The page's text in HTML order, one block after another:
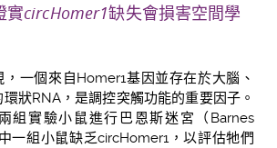
實circHomer1缺失會損害空間學
一個來自Homer1基因並存在於大腦、
狀RNA，是調控突觸功能的重要因子。
組實驗小鼠進行巴恩斯迷宮（Barnes
一組小鼠缺乏circHomer1，以評估牠們